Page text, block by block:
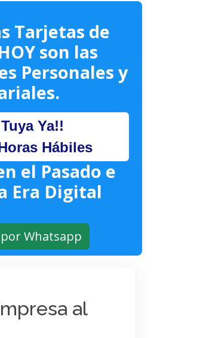
Tarjetas de
son las
Personales y
Ya!!
Hábiles
el Pasado e
Era Digital
Whatsapp
al